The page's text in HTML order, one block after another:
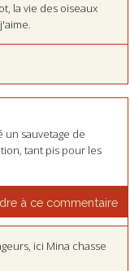
la vie des oiseaux
un sauvetage de
tant pis pour les
à ce commentaire
ici Mina chasse